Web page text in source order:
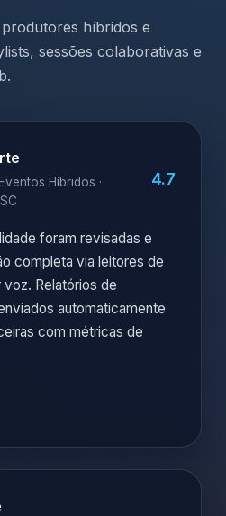
híbridos e
sessões colaborativas e
Híbridos ·
4.7
foram revisadas e
completa via leitores de
Relatórios de
automaticamente
com métricas de